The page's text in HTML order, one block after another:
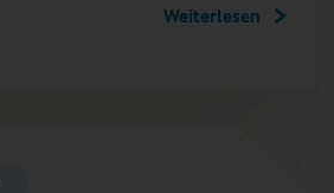
Weiterlesen